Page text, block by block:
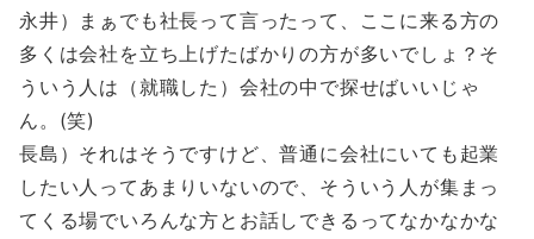
永井）まぁでも社長って言ったって、ここに来る方の
多くは会社を立ち上げたばかりの方が多いでしょ？そ
ういう人は（就職した）会社の中で探せばいいじゃ
ん。(笑)
長島）それはそうですけど、普通に会社にいても起業
したい人ってあまりいないので、そういう人が集まっ
てくる場でいろんな方とお話しできるってなかなかな